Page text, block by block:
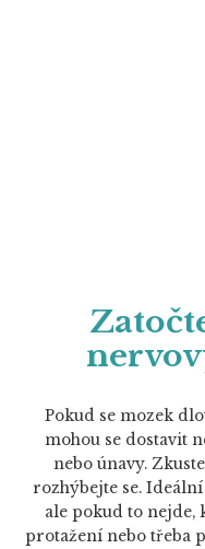
Pokud se mozek
mohou se dostavit
nebo únavy.
rozhýbejte se.
ale pokud to nejde,
protažení nebo třeba